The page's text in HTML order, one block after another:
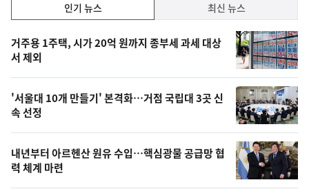
기,
최
신,
오
늘
의
영
상
인기 뉴스 최신 뉴스
기
뉴
스
거주용 1주택, 시가 20억 원까지 종부세 과세 대상
서 제외
'서울대 10개 만들기' 본격화…거점 국립대 3곳 신
속 선정
내년부터 아르헨산 원유 수입…핵심광물 공급망 협
력 체계 마련